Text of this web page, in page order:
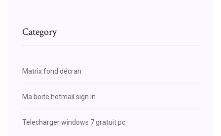
Category
Matrix fond décran
Ma boite hotmail sign in
Telecharger windows 7 gratuit pc